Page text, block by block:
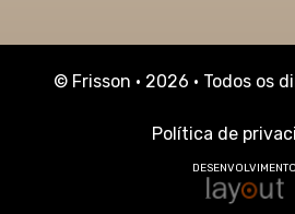
© Frisson • 2026 • Todos os
Política de
DESENVOLVIMENTO